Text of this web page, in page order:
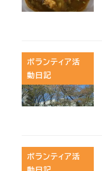
ボランティア活
動日記
ボランティア活